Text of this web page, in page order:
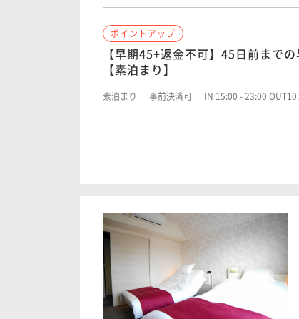
ポイントアップ
【早期45+返金不可】45日前まで
【素泊まり】
素泊まり 事前決済可 IN 15:00 - 23:00
【早割30】30日前までの早割プラ
ポイントアップ
【早期45+返金不可】45日前までの
【軽朝食付】
朝食付き 事前決済可 IN 15:00 - 23:00